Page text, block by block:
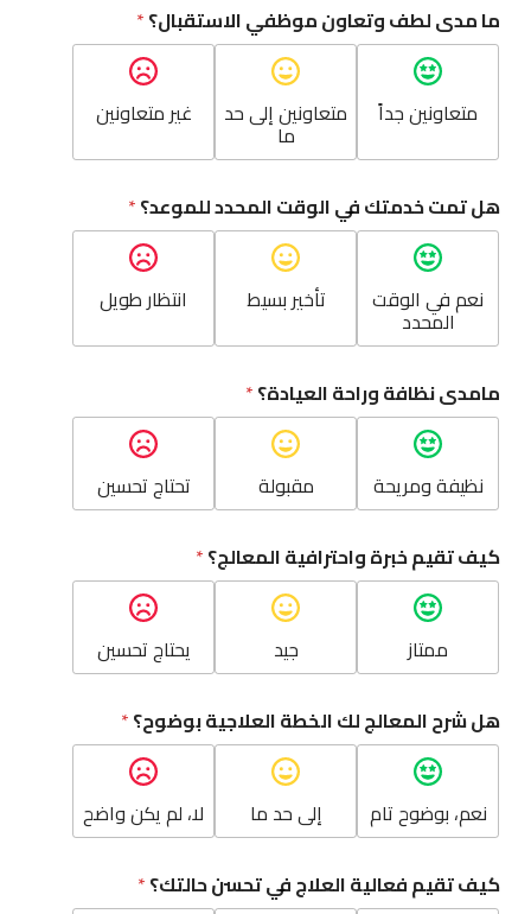
ح
ظ
ما مدى لطف وتعاون موظفي الاستقبال؟*
متعاونين جداً متعاونين إلى حد
ما
غير متعاونين
هل تمت خدمتك في الوقت المحدد للموعد؟*
نعم في الوقت
المحدد
تأخير بسيط انتظار طويل
مامدى نظافة وراحة العيادة؟*
نظيفة ومريحة مقبولة
تحتاج تحسين
كيف تقيم خبرة واحترافية المعالج؟*
ممتاز جيد
يحتاج تحسين
هل شرح المعالج لك الخطة العلاجية بوضوح؟*
نعم، بوضوح تام إلى حد ما
لا، لم يكن واضح
كيف تقيم فعالية العلاج في تحسن حالتك؟*